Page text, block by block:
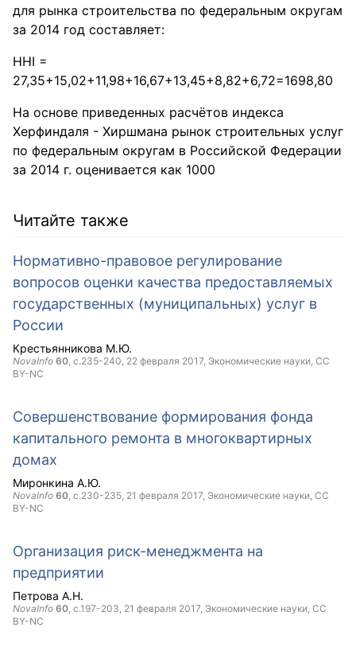
для рынка строительства по федеральным округам
за 2014 год составляет:
HHI =
27,35+15,02+11,98+16,67+13,45+8,82+6,72=1698,80
На основе приведенных расчётов индекса
Херфиндаля - Хиршмана рынок стрoительных услуг
по федерaльным округам в Российской Федерации
за 2014 г. оценивается как 1000
Читайте также
Нормативно-правовое регулирование
вопросов оценки качества предоставляемых
государственных (муниципальных) услуг в
России
Крестьянникова М.Ю.
NovaInfo 60, с.235-240, 22 февраля 2017, Экономические науки, CC
BY-NC
Совершенствование формирования фонда
капитального ремонта в многоквартирных
домах
Миронкина А.Ю.
NovaInfo 60, с.230-235, 21 февраля 2017, Экономические науки, CC
BY-NC
Организация риск-менеджмента на
предприятии
Петрова А.Н.
NovaInfo 60, с.197-203, 21 февраля 2017, Экономические науки, CC
BY-NC